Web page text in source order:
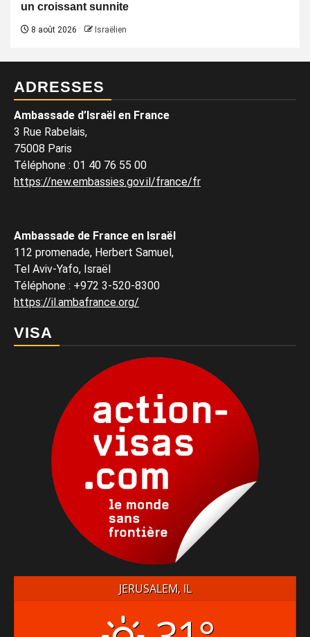
un croissant sunnite
8 août 2026 Israëlien
ADRESSES
Ambassade d’Israël en France
3 Rue Rabelais,
75008 Paris
Téléphone : 01 40 76 55 00
https://new.embassies.gov.il/france/fr
Ambassade de France en Israël
112 promenade, Herbert Samuel,
Tel Aviv-Yafo, Israël
Téléphone : +972 3-520-8300
https://il.ambafrance.org/
VISA
JERUSALEM, IL